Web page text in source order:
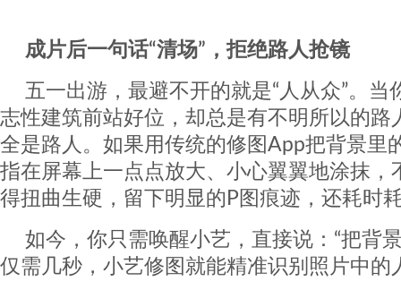
成片后一句话“清场”，拒绝路人抢镜
五一出游，最避不开的就是“人从众”。当
志性建筑前站好位，却总是有不明所以的路
全是路人。如果用传统的修图App把背景里
指在屏幕上一点点放大、小心翼翼地涂抹，
得扭曲生硬，留下明显的P图痕迹，还耗时
如今，你只需唤醒小艺，直接说：“把背
仅需几秒，小艺修图就能精准识别照片中的